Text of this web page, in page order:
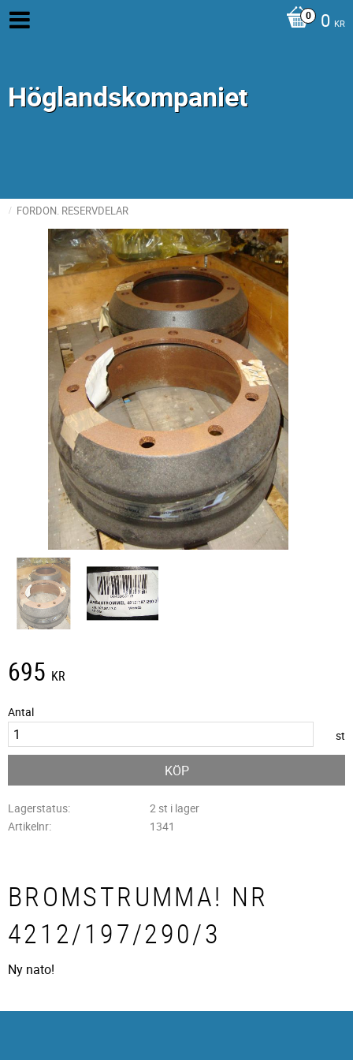
0 KR
Höglandskompaniet
FORDON. RESERVDELAR
695 KR
Antal
st
KÖP
Lagerstatus
2 st i lager
Artikelnr
1341
BROMSTRUMMA! NR
4212/197/290/3
Ny nato!